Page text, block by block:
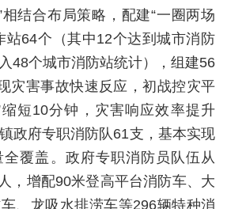
结合布局策略，配建“一圈两场
站64个（其中12个达到城市消防
48个城市消防站统计），组建56
灾害事故快速反应，初战控灾平
短10分钟，灾害响应效率提升
政府专职消防队61支，基本实现
覆盖。政府专职消防员队伍从
，增配90米登高平台消防车、大
、龙吸水排涝车等296辆特种消